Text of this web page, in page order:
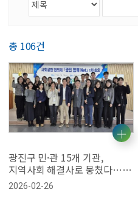
총 106건
광진구 민·관 15개 기관,
지역사회 해결사로 뭉쳤다…
‘광진 함께 Net’ 2026년 본격
가동
2026-02-26